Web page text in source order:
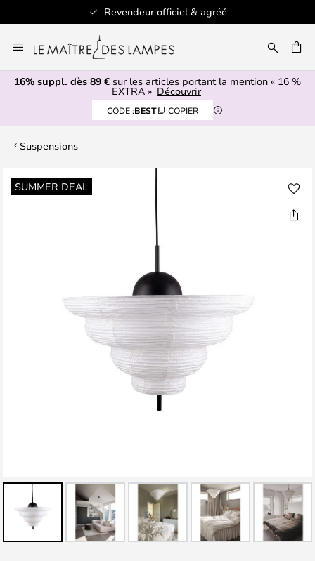
Revendeur officiel & agréé
au
contenu
16% suppl. dès 89 € sur les articles portant la mention « 16 %
EXTRA » Découvrir
CODE :BEST COPIER
Suspensions
SUMMER DEAL
Skip
to